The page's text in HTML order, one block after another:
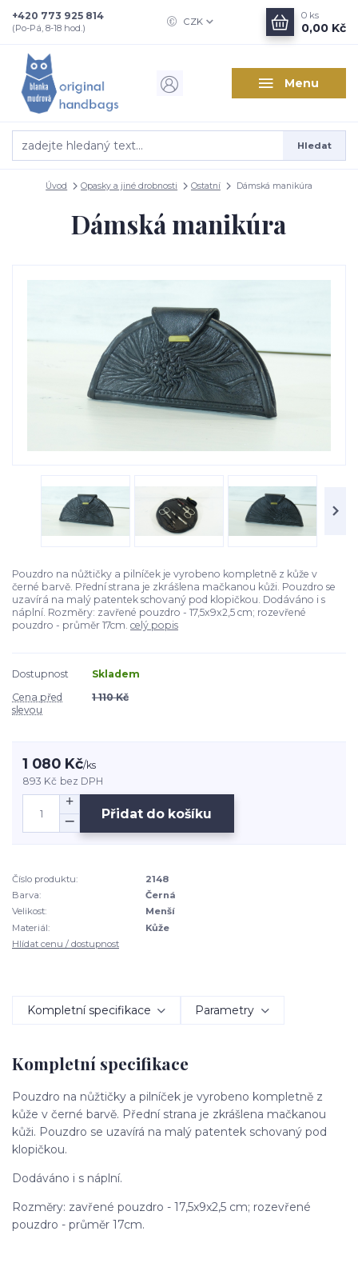
Menu
CZK
Hledat
+420 773 925 814
(Po-Pá, 8-18 hod.)
0 ks
0,00 Kč
Úvod Opasky a jiné drobnosti Ostatní Dámská manikúra
Dámská manikúra
Pouzdro na nůžtičky a pilníček je vyrobeno kompletně z kůže v
černé barvě. Přední strana je zkrášlena mačkanou kůži. Pouzdro se
uzavírá na malý patentek schovaný pod klopičkou. Dodáváno i s
náplní. Rozměry: zavřené pouzdro - 17,5x9x2,5 cm; rozevřené
pouzdro - průměr 17cm. celý popis
Dostupnost
Skladem
Cena před
slevou
1 110 Kč
1 080 Kč/ks
893 Kč bez DPH
Přidat do košíku
Číslo produktu:
2148
Barva:
Černá
Velikost:
Menší
Materiál:
Kůže
Hlídat cenu / dostupnost
Kompletní specifikace Parametry
Kompletní specifikace
Pouzdro na nůžtičky a pilníček je vyrobeno kompletně z
kůže v černé barvě. Přední strana je zkrášlena mačkanou
kůži. Pouzdro se uzavírá na malý patentek schovaný pod
klopičkou.
Dodáváno i s náplní.
Rozměry: zavřené pouzdro - 17,5x9x2,5 cm; rozevřené
pouzdro - průměr 17cm.